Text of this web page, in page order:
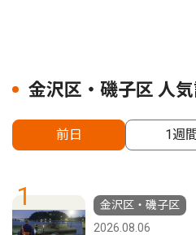
金沢区・磯子区 人
前日 1週間
1
金沢区・磯子区
2026.08.06